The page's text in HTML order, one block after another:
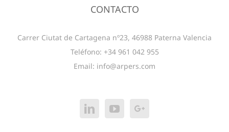
CONTACTO
Carrer Ciutat de Cartagena nº23, 46988 Paterna Valencia
Teléfono: +34 961 042 955
Email: info@arpers.com